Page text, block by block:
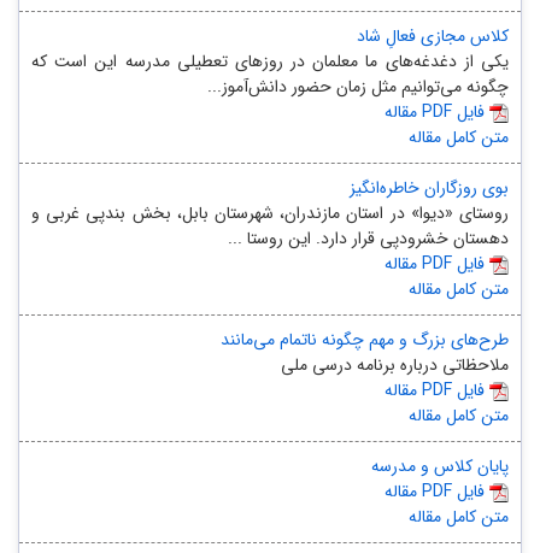
کلاس مجازی فعالِ شاد
یکی از دغدغه‌های ما معلمان در روزهای تعطیلی مدرسه این است که
چگونه می‌توانیم مثل زمان حضور دانش‌آموز...
مقاله PDF فایل
متن کامل مقاله
بوی روزگاران خاطره‌انگیز
روستای «دیوا» در استان مازندران، شهرستان بابل، بخش بندپی غربی و
دهستان خشرودپی قرار دارد. این روستا ...
مقاله PDF فایل
متن کامل مقاله
طرح‌های بزرگ و مهم چگونه ناتمام می‌مانند
ملاحظاتی درباره برنامه درسی ملی
مقاله PDF فایل
متن کامل مقاله
پایان کلاس و مدرسه
مقاله PDF فایل
متن کامل مقاله